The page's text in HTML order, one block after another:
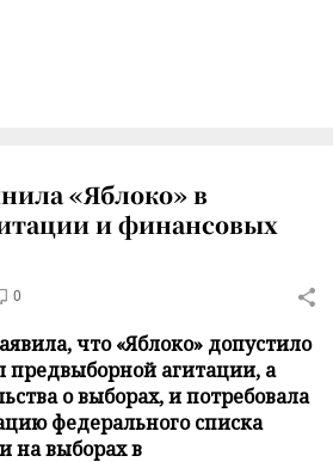
«Яблоко» в
и финансовых
0
что «Яблоко» допустило
агитации, а
о выборах, и потребовала
федерального списка
на выборах в